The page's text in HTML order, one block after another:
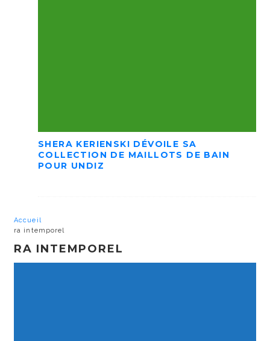
SHERA KERIENSKI DÉVOILE SA
COLLECTION DE MAILLOTS DE BAIN
POUR UNDIZ
Accueil
ra intemporel
RA INTEMPOREL